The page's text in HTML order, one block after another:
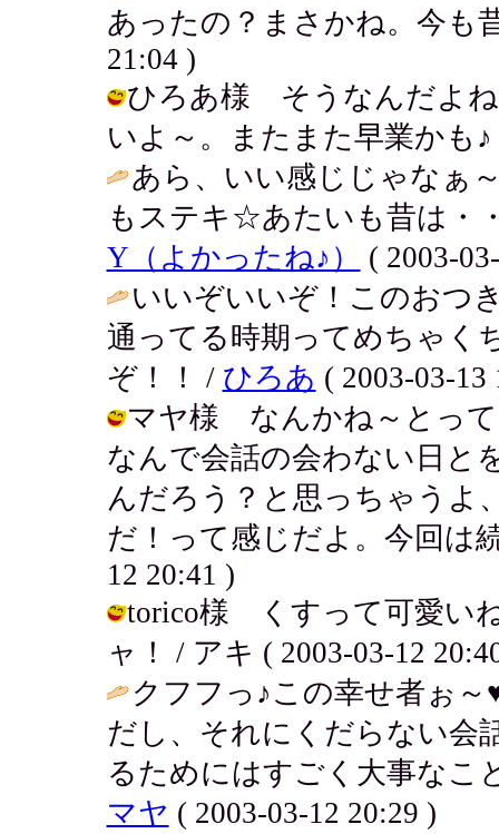
あったの？まさかね。今も
21:04 )
ひろあ様 そうなんだよ
いよ～。またまた早業かも♪
あら、いい感じじゃなぁ
もステキ☆あたいも昔は・
Y（よかったね♪）
( 2003-
いいぞいいぞ！このおつ
通ってる時期ってめちゃ
ぞ！！ / ひろあ ( 2003-03-13
マヤ様 なんかね～とって
なんで会話の会わない日と
んだろう？と思っちゃうよ
だ！って感じだよ。今回は
12 20:41 )
torico様 くすって可愛い
ャ！ / アキ ( 2003-03-12
クフフっ♪この幸せ者ぉ
だし、それにくだらない会
るためにはすごく大事な
マヤ ( 2003-03-12 20:29 )